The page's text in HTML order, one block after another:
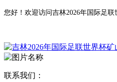
您好！欢迎访问吉林2026年国际足
联系我们：